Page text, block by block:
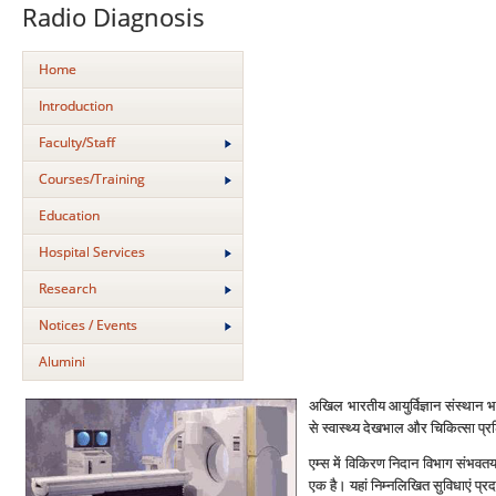
Radio Diagnosis
Home
Introduction
Faculty/Staff
Courses/Training
Education
Hospital Services
Research
Notices / Events
Alumini
अखिल भारतीय आयुर्विज्ञान संस्‍थान
से स्‍वास्थ्‍य देखभाल और चिकित्‍सा
एम्‍स में विकिरण निदान विभाग
एक है। यहां निम्‍नलिखित सुविधाएं